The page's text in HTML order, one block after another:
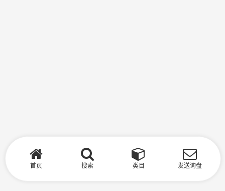
首页 搜索 类目 发送询盘